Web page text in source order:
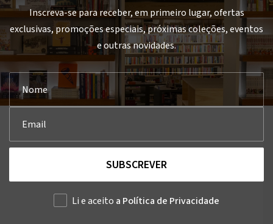
Inscreva-se para receber, em primeiro lugar, ofertas
exclusivas, promoções especiais, próximas coleções, eventos
e outras novidades.
SUBSCREVER
Li e aceito a Política de Privacidade